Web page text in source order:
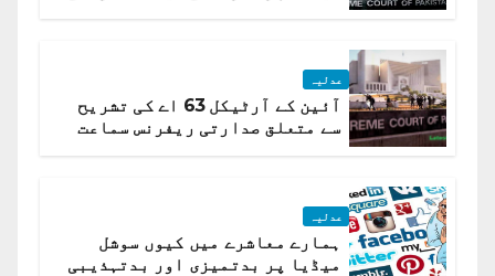
عدلیہ
آئین کے آرٹیکل 63 اے کی تشریح
سے متعلق صدارتی ریفرنس سماعت
عدلیہ
ہمارے معاشرے میں کیوں سوشل
میڈیا پر بدتمیزی اور بدتہذیبی